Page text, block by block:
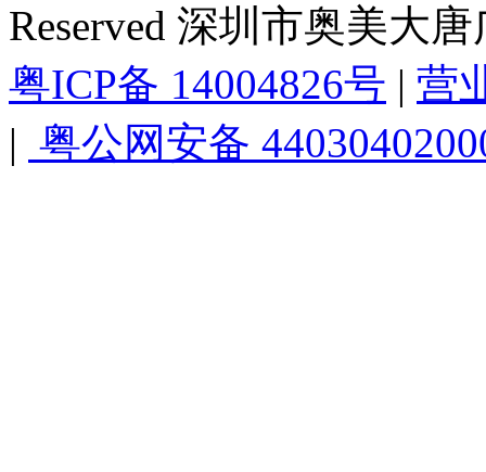
Reserved 深圳市奥美大
粤ICP备 14004826号 | 营
| 粤公网安备